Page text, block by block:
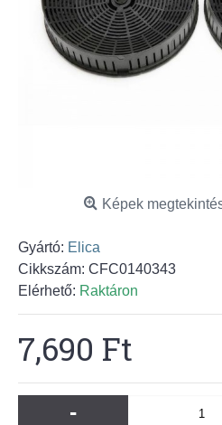
Képek
Gyártó: Elica
Cikkszám: CFC0140343
Elérhető: Raktáron
7,690 Ft
-